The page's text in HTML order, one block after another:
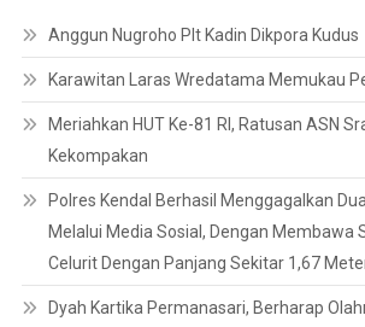
Anggun Nugroho Plt Kadin Dikpora Kudus
Karawitan Laras Wredatama Memukau
Meriahkan HUT Ke-81 RI, Ratusan ASN
Kekompakan
Polres Kendal Berhasil Menggagalkan
Melalui Media Sosial, Dengan Membawa
Celurit Dengan Panjang Sekitar 1,67
Dyah Kartika Permanasari, Berharap